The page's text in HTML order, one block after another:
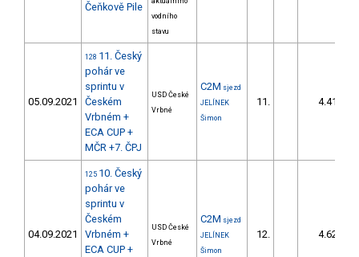
Čeňkově Pile
vodního
stavu
05.09.2021
128 11. Český
pohár ve
sprintu v
Českém
Vrbném +
ECA CUP +
MČR +7. ČPJ
USD České
Vrbné
C2M sjezd
JELÍNEK
Šimon
11. 4.41
04.09.2021
125 10. Český
pohár ve
sprintu v
Českém
Vrbném +
ECA CUP +
USD České
Vrbné
C2M sjezd
JELÍNEK
Šimon
12. 4.62